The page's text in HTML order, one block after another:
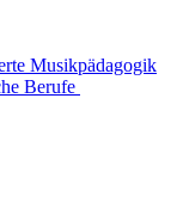
Musikpädagogik
Berufe